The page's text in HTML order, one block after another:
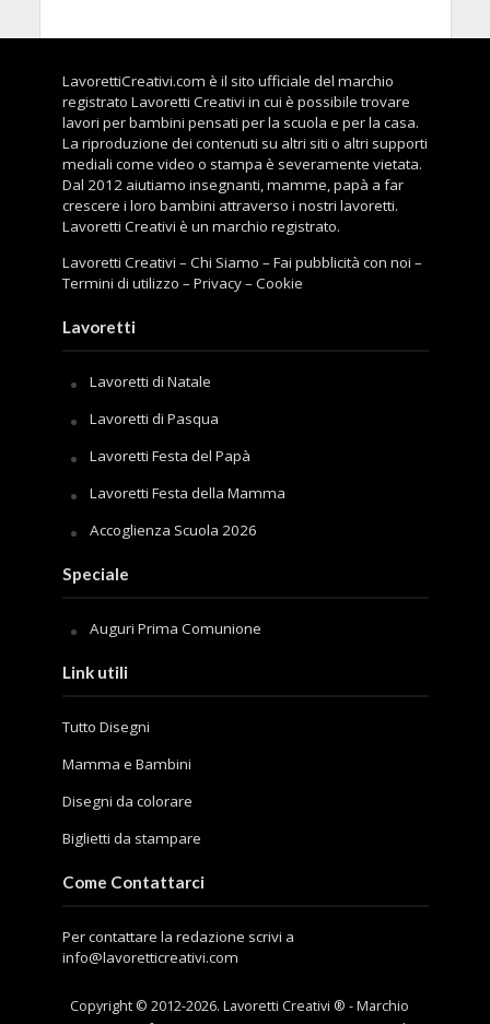
LavorettiCreativi.com è il sito ufficiale del marchio
registrato Lavoretti Creativi in cui è possibile trovare
lavori per bambini pensati per la scuola e per la casa.
La riproduzione dei contenuti su altri siti o altri supporti
mediali come video o stampa è severamente vietata.
Dal 2012 aiutiamo insegnanti, mamme, papà a far
crescere i loro bambini attraverso i nostri lavoretti.
Lavoretti Creativi è un marchio registrato.
Lavoretti Creativi –Chi Siamo –Fai pubblicità con noi –
Termini di utilizzo –Privacy–Cookie
Lavoretti
Lavoretti di Natale
Lavoretti di Pasqua
Lavoretti Festa del Papà
Lavoretti Festa della Mamma
Accoglienza Scuola 2026
Speciale
Auguri Prima Comunione
Link utili
Tutto Disegni
Mamma e Bambini
Disegni da colorare
Biglietti da stampare
Come Contattarci
Per contattare la redazione scrivi a
info@lavoretticreativi.com
Copyright © 2012-2026. Lavoretti Creativi ® - Marchio